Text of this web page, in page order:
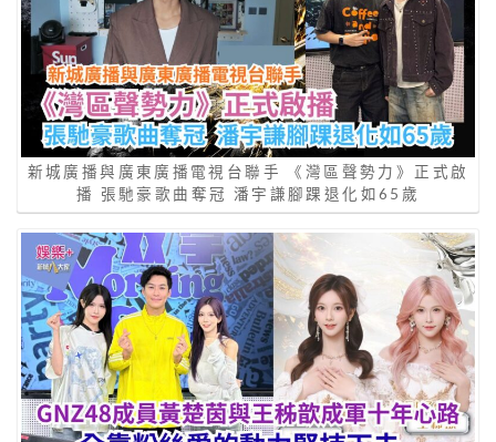
新城廣播與廣東廣播電視台聯手 《灣區聲勢力》正式啟
播 張馳豪歌曲奪冠 潘宇謙腳踝退化如65歲